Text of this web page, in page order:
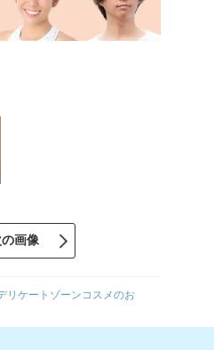
画像
リケートゾーンコスメのお